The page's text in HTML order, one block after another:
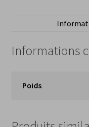
Informations
Poids